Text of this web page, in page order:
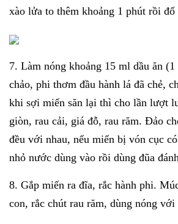
xào lửa to thêm khoảng 1 phút rồi đổ
7. Làm nóng khoảng 15 ml dầu ăn
chảo, phi thơm đầu hành lá đã chẻ,
khi sợi miến săn lại thì cho lần lượt
giòn, rau cải, giá đỗ, rau răm. Đảo
đều với nhau, nếu miến bị vón cục
nhỏ nước dùng vào rồi dùng đũa
8. Gắp miến ra đĩa, rắc hành phi.
con, rắc chút rau răm, dùng nóng với